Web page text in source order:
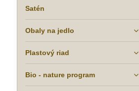
Satén
Obaly na jedlo
Plastový riad
Bio - nature program